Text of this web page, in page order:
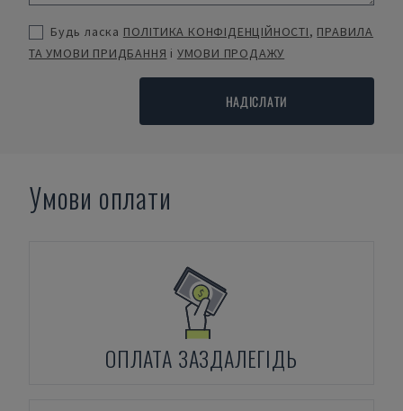
Будь ласка ПОЛІТИКА КОНФІДЕНЦІЙНОСТІ, ПРАВИЛА
ТА УМОВИ ПРИДБАННЯ і УМОВИ ПРОДАЖУ
НАДІСЛАТИ
Умови оплати
ОПЛАТА ЗАЗДАЛЕГІДЬ